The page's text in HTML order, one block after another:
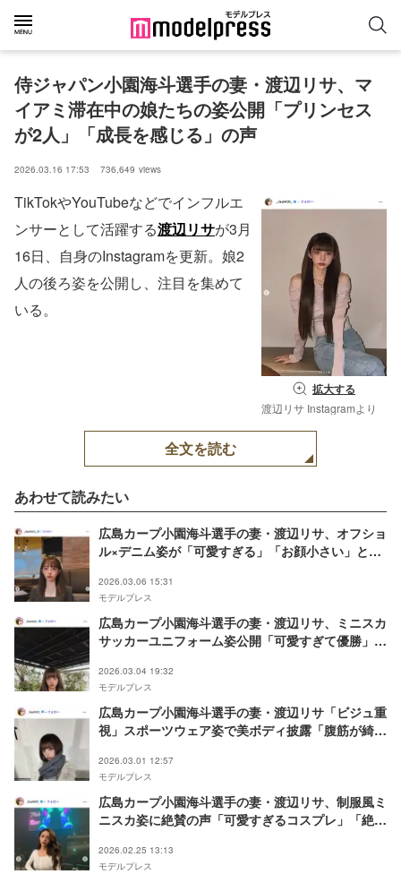
侍ジャパン小園海斗選手の妻・渡辺リサ、マ
イアミ滞在中の娘たちの姿公開「プリンセス
が2人」「成長を感じる」の声
2026.03.16 17:53 736,649 views
拡大する
渡辺リサ Instagramより
TikTokやYouTubeなどでインフルエ
ンサーとして活躍する渡辺リサが3月
16日、自身のInstagramを更新。娘2
人の後ろ姿を公開し、注目を集めて
いる。
全文を読む
あわせて読みたい
広島カープ小園海斗選手の妻・渡辺リサ、オフショ
ル×デニム姿が「可愛すぎる」「お顔小さい」と話
2026.03.06 15:31
モデルプレス
広島カープ小園海斗選手の妻・渡辺リサ、ミニスカ
サッカーユニフォーム姿公開「可愛すぎて優勝」
2026.03.04 19:32
モデルプレス
広島カープ小園海斗選手の妻・渡辺リサ「ビジュ重
視」スポーツウェア姿で美ボディ披露「腹筋が綺
2026.03.01 12:57
モデルプレス
広島カープ小園海斗選手の妻・渡辺リサ、制服風ミ
ニスカ姿に絶賛の声「可愛すぎるコスプレ」「絶世
2026.02.25 13:13
モデルプレス